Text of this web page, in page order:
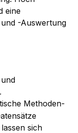
eine
-Auswertung
Methoden-
sich